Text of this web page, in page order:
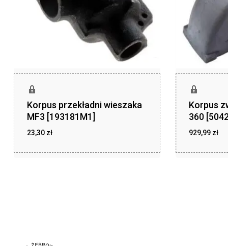
Korpus przekładni wieszaka
MF3 [193181M1]
23,30 zł
Korpus
360
929,99 zł